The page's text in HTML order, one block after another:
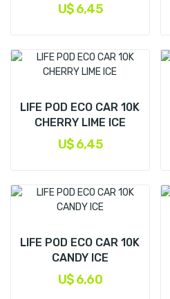
U$ 6,45
LIFE POD ECO CAR 10K
CHERRY LIME ICE
U$ 6,45
LIFE POD ECO CAR 10K
CANDY ICE
U$ 6,60